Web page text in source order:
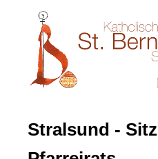
Stralsund -